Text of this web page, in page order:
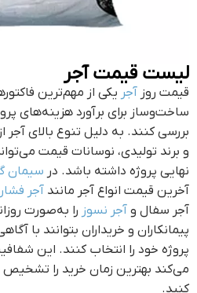
لیست قیمت آجر
قیمت روز آجر یکی از مهم‌ترین
ساخت‌وساز برای برآورد هزینه‌های
بررسی کنند. به دلیل تنوع بالای آجر
و برند تولیدی، نوسانات قیمت
نهایی پروژه داشته باشد. در سیمان
آخرین قیمت انواع آجر مانند آجر
آجر سفال و آجر نسوز را به‌صورت
پیمانکاران و خریداران بتوانند با
پروژه خود را انتخاب کنند. این
می‌کند بهترین زمان خرید را تشخیص
کنید.